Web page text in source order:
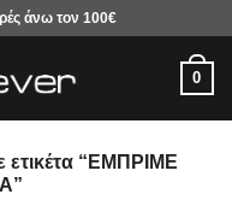
άνω τον 100€
0
ετικέτα “ΕΜΠΡΙΜΕ